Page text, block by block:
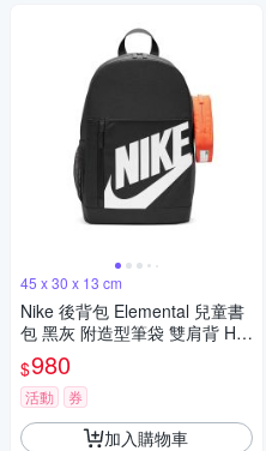
45 x 30 x 13 cm
Nike 後背包 Elemental 兒童書
包 黑灰 附造型筆袋 雙肩背 HJ
4186-070
$980
活動 券
加入購物車